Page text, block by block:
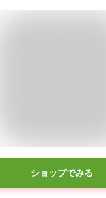
ショップでみる